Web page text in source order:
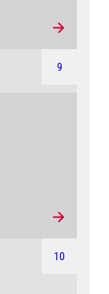
9
10